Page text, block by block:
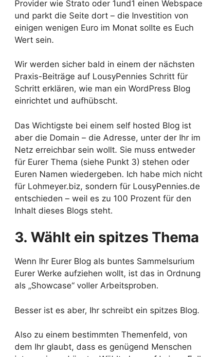
Provider wie Strato oder 1und1 einen Webspace
und parkt die Seite dort – die Investition von
einigen wenigen Euro im Monat sollte es Euch
Wert sein.
Wir werden sicher bald in einem der nächsten
Praxis-Beiträge auf LousyPennies Schritt für
Schritt erklären, wie man ein WordPress Blog
einrichtet und aufhübscht.
Das Wichtigste bei einem self hosted Blog ist
aber die Domain – die Adresse, unter der Ihr im
Netz erreichbar sein wollt. Sie muss entweder
für Eurer Thema (siehe Punkt 3) stehen oder
Euren Namen wiedergeben. Ich habe mich nicht
für Lohmeyer.biz, sondern für LousyPennies.de
entschieden – weil es zu 100 Prozent für den
Inhalt dieses Blogs steht.
3. Wählt ein spitzes Thema
Wenn Ihr Eurer Blog als buntes Sammelsurium
Eurer Werke aufziehen wollt, ist das in Ordnung
als „Showcase“ voller Arbeitsproben.
Besser ist es aber, Ihr schreibt ein spitzes Blog.
Also zu einem bestimmten Themenfeld, von
dem Ihr glaubt, dass es genügend Menschen